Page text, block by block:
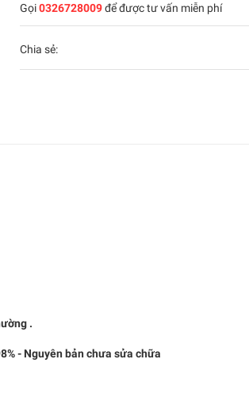
Gọi0326728009để được tư vấn miễn phí
Chia sẻ:
.
Nguyên bản chưa sửa chữa